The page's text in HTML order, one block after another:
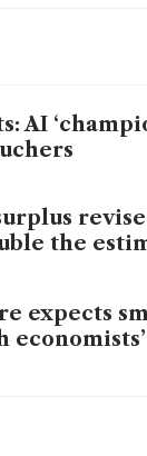
AI
the
expects